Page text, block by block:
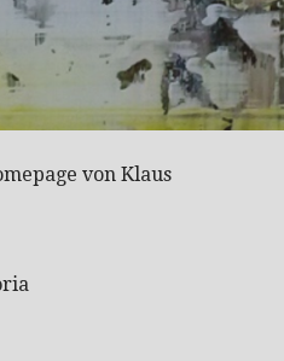
von Klaus